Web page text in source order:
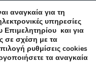
αναγκαία για τη
υπηρεσίες
Επιμελητηρίου και για
σε σχέση με τα
ρυθμίσεις cookies
τα αναγκαία